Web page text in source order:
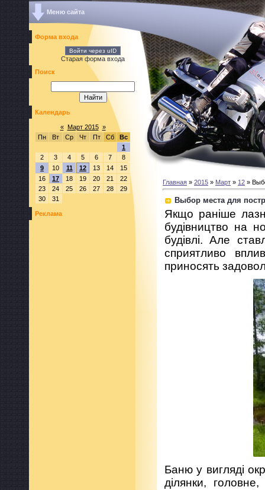
Меню сайта
Форма входа
Войти через uID
Старая форма входа
Поиск
Календарь
« Март 2015 »
Пн
Вт Ср Чт Пт Сб
Вс
1
2
3 4 5 6 7
8
9
10 11 12 13 14
15
16
17 18 19 20 21
22
23
24 25 26 27 28
29
30
31
Реклама
Главная » 2015 » Март » 12 »
Выбор места для
Якщо раніше
будівництво на
будівлі. Але
сприятливо
приносять
Баню у вигляді
ділянки,